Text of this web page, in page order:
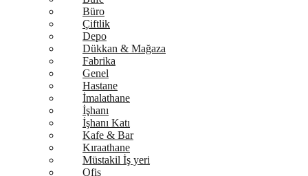
Büro
Çiftlik
Depo
Dükkan & Mağaza
Fabrika
Genel
Hastane
İmalathane
İşhanı
İşhanı Katı
Kafe & Bar
Kıraathane
Müstakil İş yeri
Ofis